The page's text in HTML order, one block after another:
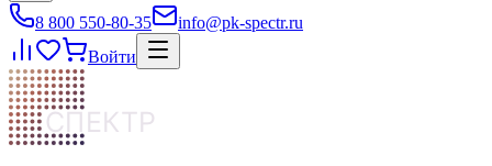
8 800 550-80-35
info@pk-spectr.ru
Войти
СПЕКТР